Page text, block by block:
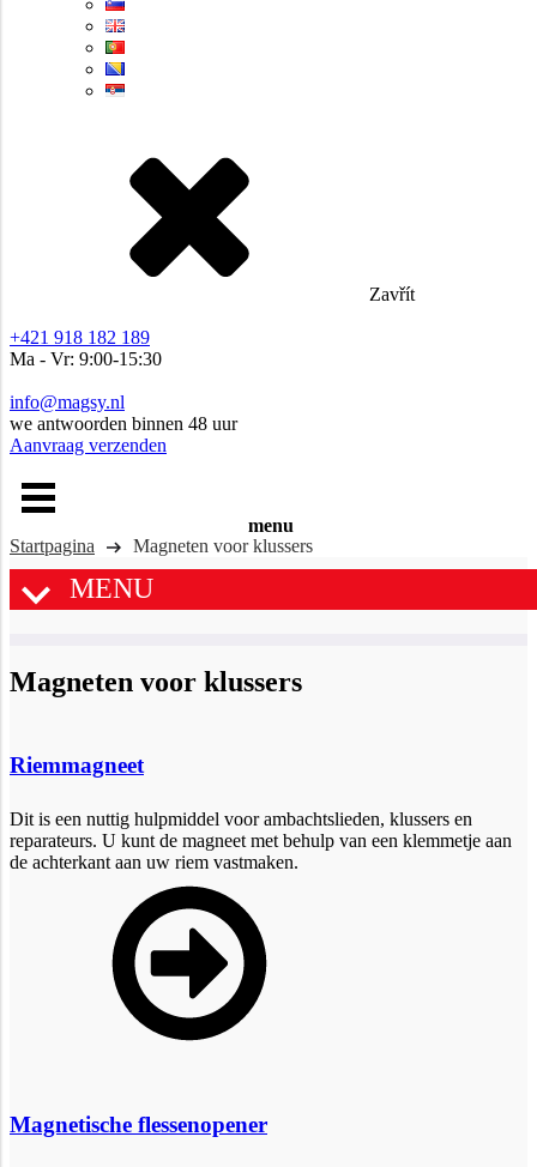
Zavřít
+421 918 182 189
Ma - Vr: 9:00-15:30
info@magsy.nl
we antwoorden binnen 48 uur
Aanvraag verzenden
menu
Startpagina
Magneten voor klussers
MENU
Magneten voor klussers
Riemmagneet
Dit is een nuttig hulpmiddel voor ambachtslieden, klussers en
reparateurs. U kunt de magneet met behulp van een klemmetje aan
de achterkant aan uw riem vastmaken.
Magnetische flessenopener